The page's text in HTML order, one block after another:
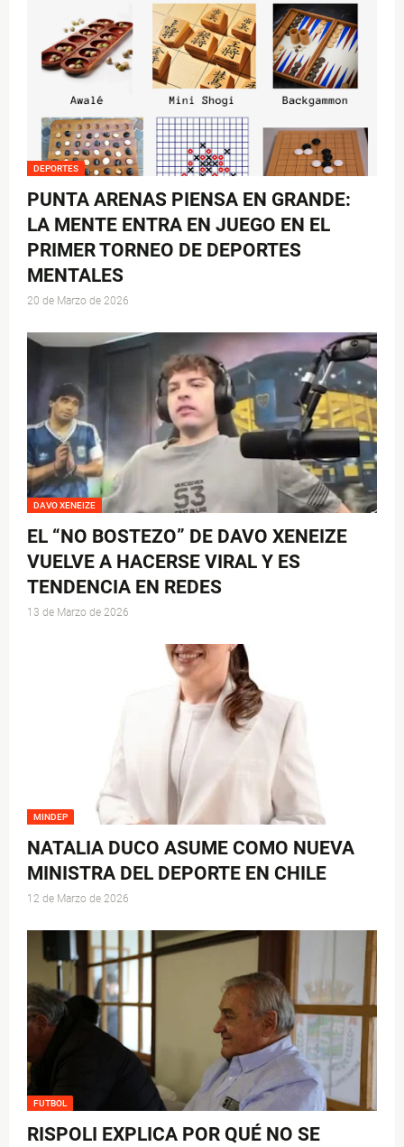
DEPORTES
PUNTA ARENAS PIENSA EN GRANDE:
LA MENTE ENTRA EN JUEGO EN EL
PRIMER TORNEO DE DEPORTES
MENTALES
20 de Marzo de 2026
DAVO XENEIZE
EL “NO BOSTEZO” DE DAVO XENEIZE
VUELVE A HACERSE VIRAL Y ES
TENDENCIA EN REDES
13 de Marzo de 2026
MINDEP
NATALIA DUCO ASUME COMO NUEVA
MINISTRA DEL DEPORTE EN CHILE
12 de Marzo de 2026
FUTBOL
RISPOLI EXPLICA POR QUÉ NO SE